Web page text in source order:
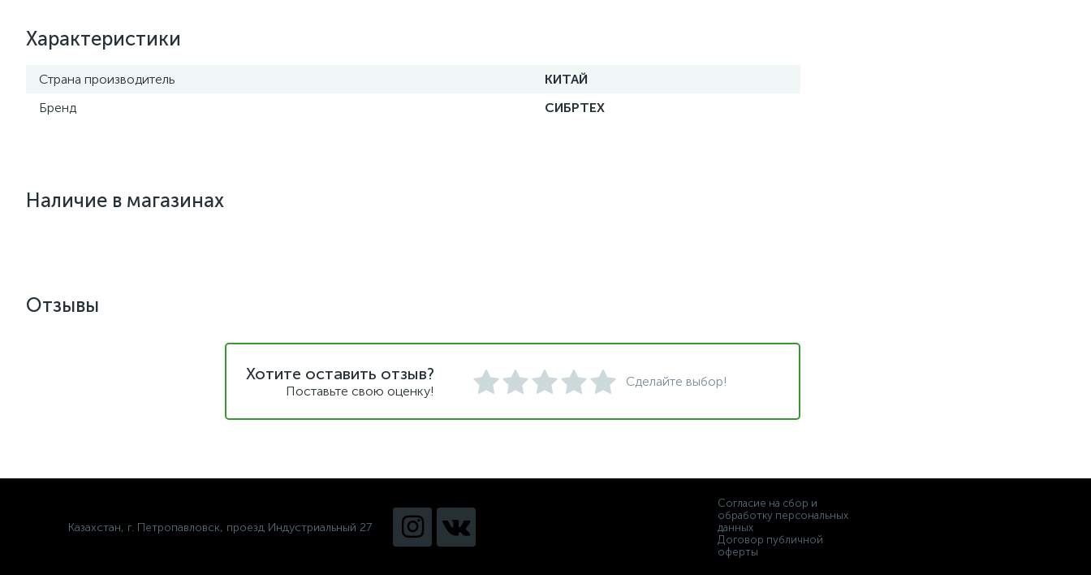
Характеристики
Страна производитель
КИТАЙ
Бренд
СИБРТЕХ
Наличие в магазинах
Отзывы
Хотите оставить отзыв?
Поставьте свою оценку!
Сделайте выбор!
Казахстан, г. Петропавловск, проезд Индустриальный 27
Согласие на сбор и
обработку персональных
данных
Договор публичной
оферты